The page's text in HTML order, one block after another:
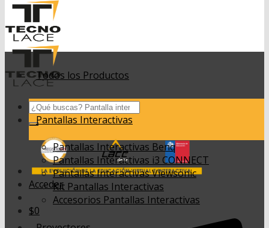
Buscar
por:
Acceder
$0
Todos los Productos
Pantallas Interactivas
Pantallas Interactivas Benq
Pantallas Interactivas i3 CONNECT
Pantallas Interactivas Viewsonic
Kit Pantallas Interactivas
Accesorios Pantallas Interactivas